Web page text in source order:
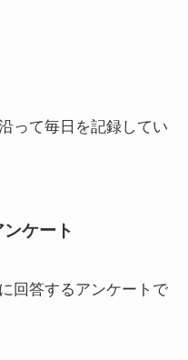
って毎日を記録してい
ケート
回答するアンケートで